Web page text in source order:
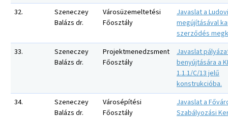
32.
Szeneczey
Balázs dr.
Városüzemeltetési
Főosztály
Javaslat a
megújításával
szerződés
33.
Szeneczey
Balázs dr.
Projektmenedzsment
Főosztály
Javaslat
benyújtására a
1.1.1/C/13 jelű
konstrukcióba.
34.
Szeneczey
Balázs dr.
Városépítési
Főosztály
Javaslat a
Szabályozási